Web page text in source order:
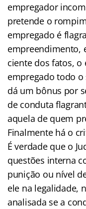
empregador
pretende o
empregado é
empreendimento,
ciente dos fatos, o
empregado todo
dá um bônus por
de conduta
aquela de quem
Finalmente há o
É verdade que o
questões interna
punição ou nível
ele na legalidade,
analisada se a